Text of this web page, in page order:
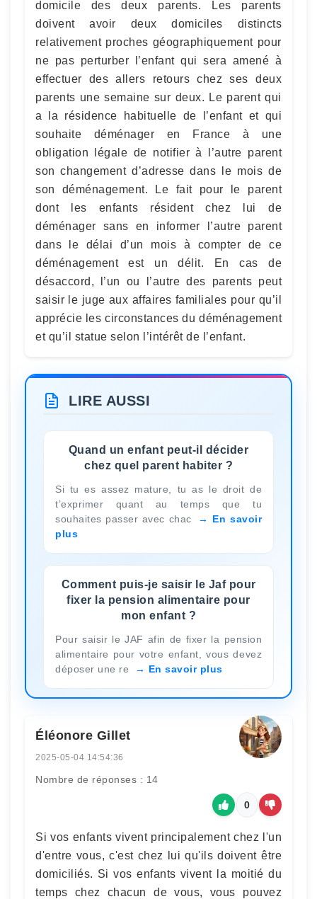
domicile des deux parents. Les parents
doivent avoir deux domiciles distincts
relativement proches géographiquement pour
ne pas perturber l’enfant qui sera amené à
effectuer des allers retours chez ses deux
parents une semaine sur deux. Le parent qui
a la résidence habituelle de l’enfant et qui
souhaite déménager en France à une
obligation légale de notifier à l’autre parent
son changement d’adresse dans le mois de
son déménagement. Le fait pour le parent
dont les enfants résident chez lui de
déménager sans en informer l’autre parent
dans le délai d’un mois à compter de ce
déménagement est un délit. En cas de
désaccord, l’un ou l’autre des parents peut
saisir le juge aux affaires familiales pour qu’il
apprécie les circonstances du déménagement
et qu’il statue selon l’intérêt de l’enfant.
LIRE AUSSI
Quand un enfant peut-il décider
chez quel parent habiter ?
Si tu es assez mature, tu as le droit de
t’exprimer quant au temps que tu
souhaites passer avec chac
En savoir
plus
Comment puis-je saisir le Jaf pour
fixer la pension alimentaire pour
mon enfant ?
Pour saisir le JAF afin de fixer la pension
alimentaire pour votre enfant, vous devez
déposer une re
En savoir plus
Éléonore Gillet
2025-05-04 14:54:36
Nombre de réponses : 14
0
Si vos enfants vivent principalement chez l'un
d'entre vous, c'est chez lui qu'ils doivent être
domiciliés. Si vos enfants vivent la moitié du
temps chez chacun de vous, vous pouvez